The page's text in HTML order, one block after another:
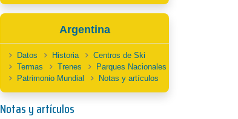
Argentina
Datos Historia
Centros de Ski
Termas
Trenes
Parques Nacionales
Patrimonio Mundial
Notas y artículos
Notas y artículos